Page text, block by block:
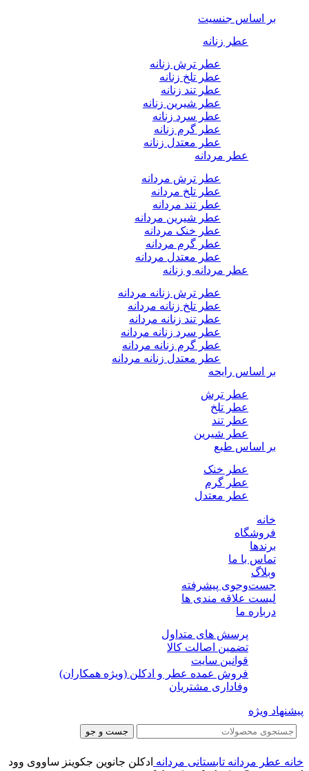
بر اساس جنسیت
عطر زنانه
عطر ترش زنانه
عطر تلخ زنانه
عطر تند زنانه
عطر شیرین زنانه
عطر سرد زنانه
عطر گرم زنانه
عطر معتدل زنانه
عطر مردانه
عطر ترش مردانه
عطر تلخ مردانه
عطر تند مردانه
عطر شیرین مردانه
عطر خنک مردانه
عطر گرم مردانه
عطر معتدل مردانه
عطر مردانه و زنانه
عطر ترش زنانه مردانه
عطر تلخ زنانه مردانه
عطر تند زنانه مردانه
عطر سرد زنانه مردانه
عطر گرم زنانه مردانه
عطر معتدل زنانه مردانه
بر اساس رایحه
عطر ترش
عطر تلخ
عطر تند
عطر شیرین
بر اساس طبع
عطر خنک
عطر گرم
عطر معتدل
خانه
فروشگاه
برندها
تماس با ما
وبلاگ
جست‌وجوی پیشرفته
لیست علاقه مندی ها
درباره ما
پرسش های متداول
تضمین اصالت کالا
قوانین سایت
فروش عمده عطر و ادکلن (ویژه همکاران)
وفاداری مشتریان
پیشنهاد ویژه
جست و جو
خانه عطر مردانه تابستانی مردانه ادکلن جانوین جکوینز ساووی وود